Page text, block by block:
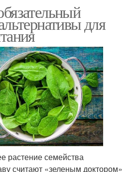
для
растение семейства
считают «зеленым доктором»